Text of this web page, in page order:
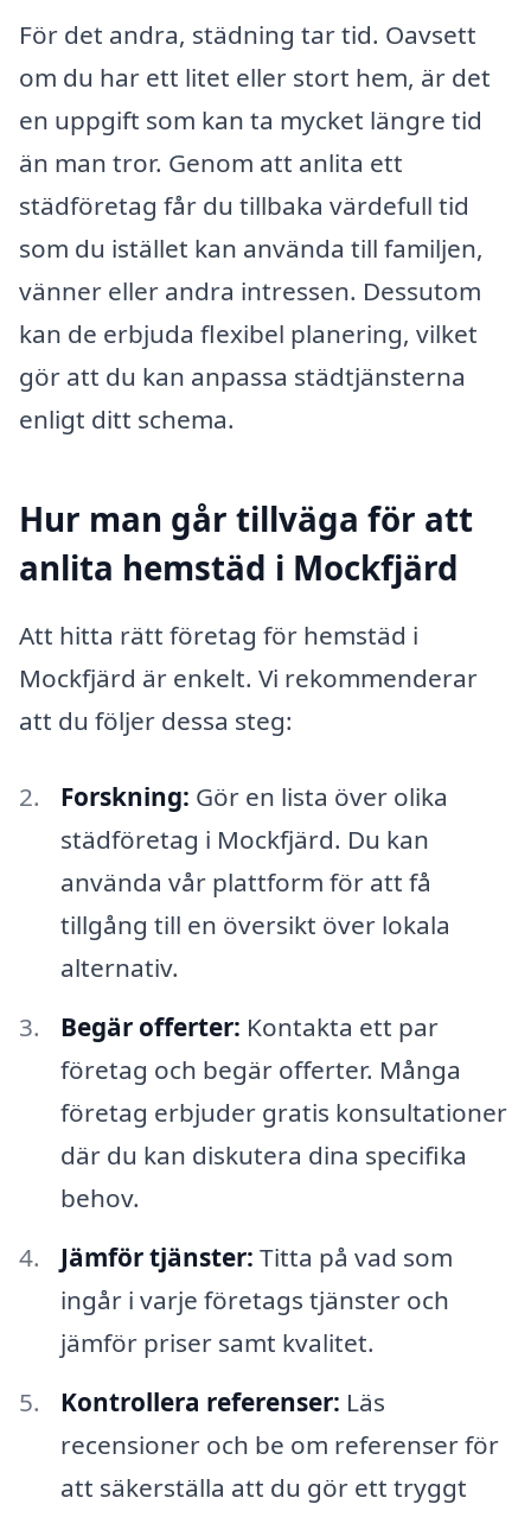
För det andra, städning tar tid. Oavsett
om du har ett litet eller stort hem, är det
en uppgift som kan ta mycket längre tid
än man tror. Genom att anlita ett
städföretag får du tillbaka värdefull tid
som du istället kan använda till familjen,
vänner eller andra intressen. Dessutom
kan de erbjuda flexibel planering, vilket
gör att du kan anpassa städtjänsterna
enligt ditt schema.
Hur man går tillväga för att
anlita hemstäd i Mockfjärd
Att hitta rätt företag för hemstäd i
Mockfjärd är enkelt. Vi rekommenderar
att du följer dessa steg:
Forskning: Gör en lista över olika
städföretag i Mockfjärd. Du kan
använda vår plattform för att få
tillgång till en översikt över lokala
alternativ.
Begär offerter: Kontakta ett par
företag och begär offerter. Många
företag erbjuder gratis konsultationer
där du kan diskutera dina specifika
behov.
Jämför tjänster: Titta på vad som
ingår i varje företags tjänster och
jämför priser samt kvalitet.
Kontrollera referenser: Läs
recensioner och be om referenser för
att säkerställa att du gör ett tryggt